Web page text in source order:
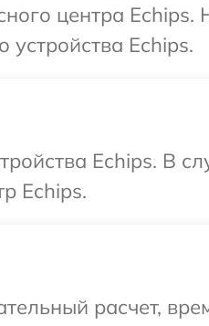
центра
Echips.
Echips. В
Echips.
расчет,